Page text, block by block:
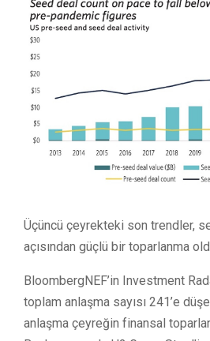
Üçüncü çeyrekteki son trendler,
açısından güçlü bir toparlanma
BloombergNEF’in Investment
toplam anlaşma sayısı 241’e
anlaşma çeyreğin finansal